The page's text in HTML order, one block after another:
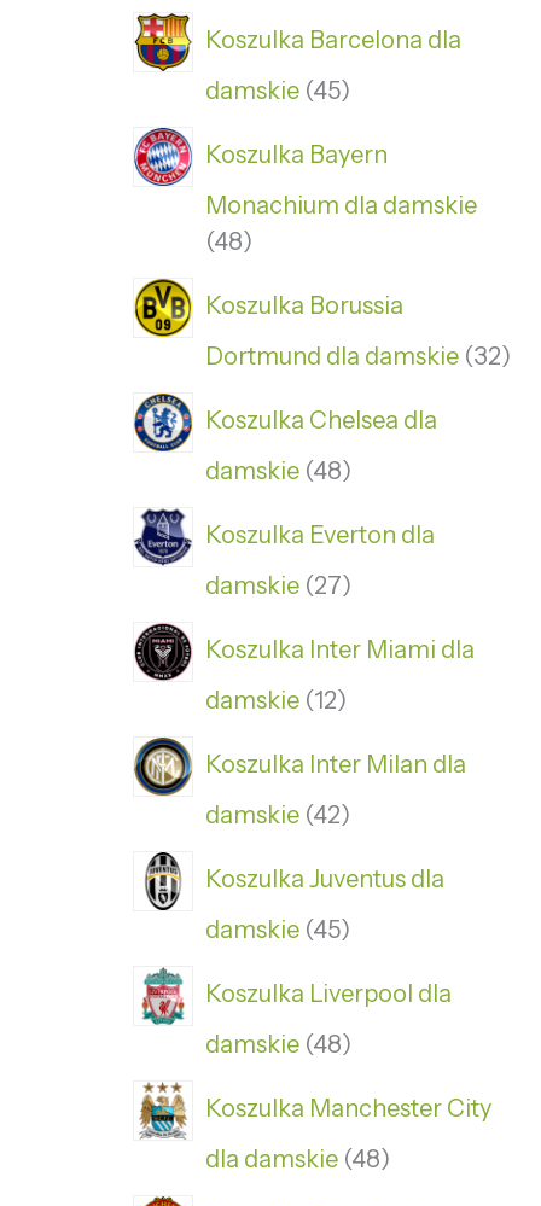
Koszulka Barcelona dla
damskie 45
Koszulka Bayern
Monachium dla damskie
48
Koszulka Borussia
Dortmund dla damskie 32
Koszulka Chelsea dla
damskie 48
Koszulka Everton dla
damskie 27
Koszulka Inter Miami dla
damskie 12
Koszulka Inter Milan dla
damskie 42
Koszulka Juventus dla
damskie 45
Koszulka Liverpool dla
damskie 48
Koszulka Manchester City
dla damskie 48